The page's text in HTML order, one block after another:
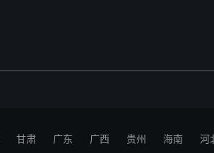
甘肃 广东 广西 贵州 海南 河